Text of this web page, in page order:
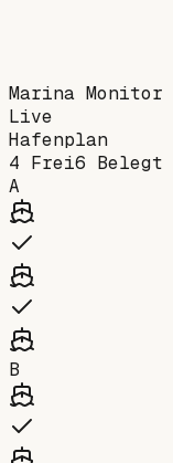
Marina Monitor
Live
Hafenplan
4 Frei6 Belegt
A
B